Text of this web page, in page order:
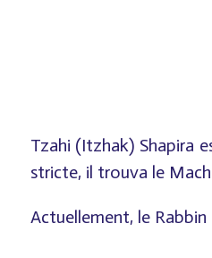
Tzahi (Itzhak) Shapira
stricte, il trouva le
Actuellement, le